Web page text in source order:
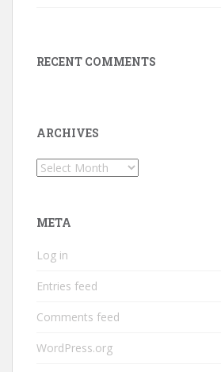
RECENT COMMENTS
ARCHIVES
Archives
META
Log in
Entries feed
Comments feed
WordPress.org